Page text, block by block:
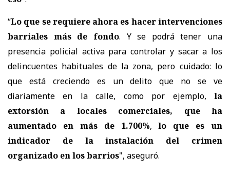
“Lo que se requiere ahora es hacer intervenciones
barriales más de fondo. Y se podrá tener una
presencia policial activa para controlar y sacar a los
delincuentes habituales de la zona, pero cuidado: lo
que está creciendo es un delito que no se ve
diariamente en la calle, como por ejemplo, la
extorsión a locales comerciales, que ha
aumentado en más de 1.700%, lo que es un
indicador de la instalación del crimen
organizado en los barrios", aseguró.